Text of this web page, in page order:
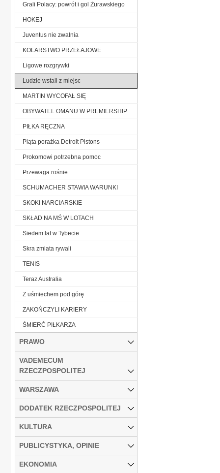
Grali Polacy: powrót i gol Żurawskiego
HOKEJ
Juventus nie zwalnia
KOLARSTWO PRZEŁAJOWE
Ligowe rozgrywki
Ludzie wstali z miejsc
MARTIN WYCOFAŁ SIĘ
OBYWATEL OMANU W PREMIERSHIP
PIŁKA RĘCZNA
Piąta porażka Detroit Pistons
Prokomowi potrzebna pomoc
Przewaga rośnie
SCHUMACHER STAWIA WARUNKI
SKOKI NARCIARSKIE
SKŁAD NA MŚ W LOTACH
Siedem lat w Tybecie
Skra zmiata rywali
TENIS
Teraz Australia
Z uśmiechem pod górę
ZAKOŃCZYLI KARIERY
ŚMIERĆ PIŁKARZA
PRAWO
VADEMECUM
RZECZPOSPOLITEJ
WARSZAWA
DODATEK RZECZPOSPOLITEJ
KULTURA
PUBLICYSTYKA, OPINIE
EKONOMIA